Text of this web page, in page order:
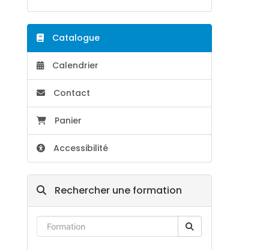
Catalogue
Calendrier
Contact
Panier
Accessibilité
Rechercher une formation